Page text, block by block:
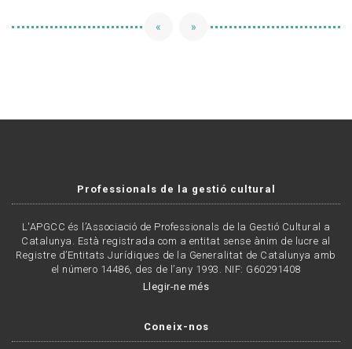
« »
Professionals de la gestió cultural
L'APGCC és l’Associació de Professionals de la Gestió Cultural a
Catalunya. Està registrada com a entitat sense ànim de lucre al
Registre d’Entitats Jurídiques de la Generalitat de Catalunya amb
el número 14486, des de l’any 1993. NIF: G60291408
Llegir-ne més
Coneix-nos